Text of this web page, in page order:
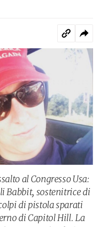
al Congresso Usa:
Babbit, sostenitrice di
di pistola sparati
di Capitol Hill. La